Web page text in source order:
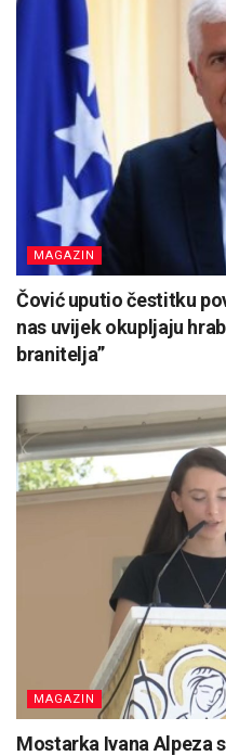
MAGAZIN
Čović uputio čestitku
nas uvijek okupljaju
branitelja”
MAGAZIN
Mostarka Ivana Alpeza